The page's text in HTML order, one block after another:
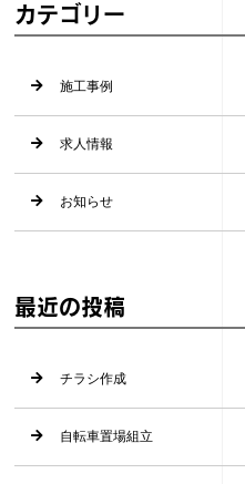
カテゴリー
施工事例
求人情報
お知らせ
最近の投稿
チラシ作成
自転車置場組立